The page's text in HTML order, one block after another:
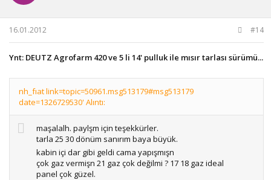
16.01.2012 #14
Ynt: DEUTZ Agrofarm 420 ve 5 li 14' pulluk ile mısır tarlası sürümü...
nh_fıat link=topic=50961.msg513179#msg513179
date=1326729530' Alıntı:
maşalalh. paylşm için teşekkürler.
tarla 25 30 dönüm sanırım baya büyük.
kabin içi dar gibi geldi cama yapışmışn
çok gaz vermişn 21 gaz çok değilmi ? 17 18 gaz ideal
panel çok güzel.